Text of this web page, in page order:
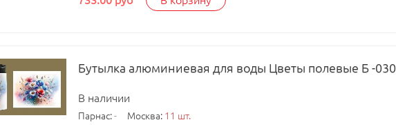
Бутылка алюминиевая для воды Цветы полевые Б -030
В наличии
Парнас:- Москва: 11 шт.